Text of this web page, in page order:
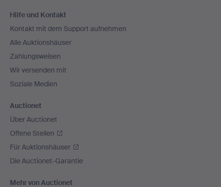
Navigation
Hilfe und Kontakt
Kontakt mit dem Support aufnehmen
Alle Auktionshäuser
Zahlungsweisen
Wir versenden mit
Soziale Medien
Auctionet
Über Auctionet
Offene Stellen
Für Auktionshäuser
Die Auctionet-Garantie
Mehr von Auctionet